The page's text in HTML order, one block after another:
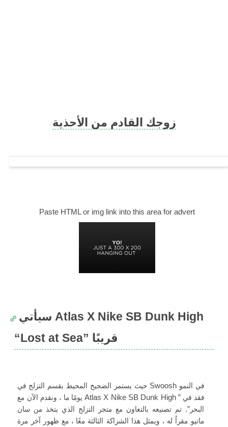
زوجك القادم من الأحذية
Paste HTML or img link into this area for advert
سيأتي Atlas X Nike SB Dunk High
“Lost at Sea” قريبًا
حيث يستمر الضجيج المحيط بقسم التزلج في Swoosh في النمو
يومًا ما ، ونقدم الآن مع Atlas X Nike SB Dunk High ” فقد في
البحر”. تم تصنيعه بالتعاون مع متجر التزلج الذي يتخذ من سان
ماتيو مقراً له ، ويمثل هذا الشراكة الثالثة معًا ، مع ظهور آخر مرة